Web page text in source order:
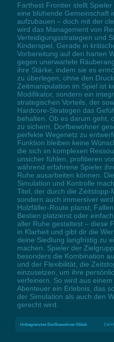
Farthest Frontier stellt
eine blühende Gemeinschaft
aufzubauen – doch mit der
wird das Management von
Verteidigungsstrategien und
Kinderspiel. Gerade in
Vorbereitung auf den harten
gegen unerwartete
ihre Stärke, indem sie es
zu überlegen, ohne den
Zeitmanipulation im Spiel ist
Modifikator, sondern ein
strategischen Vorteils, der
Hardcore-Strategen das
behalten. Ob es darum geht,
zu sichern, Dorfbewohner
perfekte Wegenetz zu
Funktion bleiben keine
die sich im komplexen
unsicher fühlen, profitieren
während erfahrene Spieler
Ruhe ausarbeiten können.
Simulation und Kontrolle
Titel, der durch die Zeitstopp-
sondern auch immersiver
Holzfäller-Route planst,
Bestien platzierst oder
aller Ruhe gestaltest – diese
in Klarheit und gibt dir die
deine Siedlung langfristig zu
machen. Spieler der
besonders die Kombination
und der Flexibilität, die
einzusetzen, um ihre
verfeinern. So wird aus
Abenteuer ein Erlebnis, das
der Simulation als auch den
gerecht wird.
Unbegrenztes Dorfbewohner-Glück